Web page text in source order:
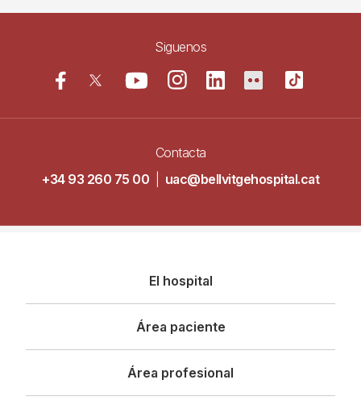
Siguenos
Contacta
+34 93 260 75 00
uac@bellvitgehospital.cat
principal
El hospital
Área paciente
Área profesional